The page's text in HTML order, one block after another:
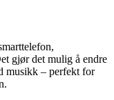
gjør det mulig å endre
musikk – perfekt for